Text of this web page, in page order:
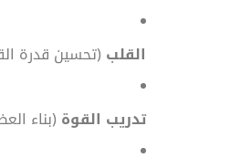
القلب (تحسين قدرة
تدريب القوة (بناء